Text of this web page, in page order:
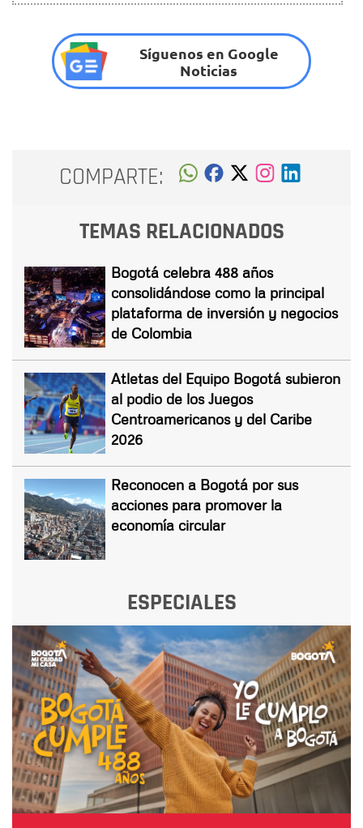
Síguenos en Google
Noticias
COMPARTE:
TEMAS RELACIONADOS
Bogotá celebra 488 años
consolidándose como la principal
plataforma de inversión y negocios
de Colombia
Atletas del Equipo Bogotá subieron
al podio de los Juegos
Centroamericanos y del Caribe
2026
Reconocen a Bogotá por sus
acciones para promover la
economía circular
ESPECIALES